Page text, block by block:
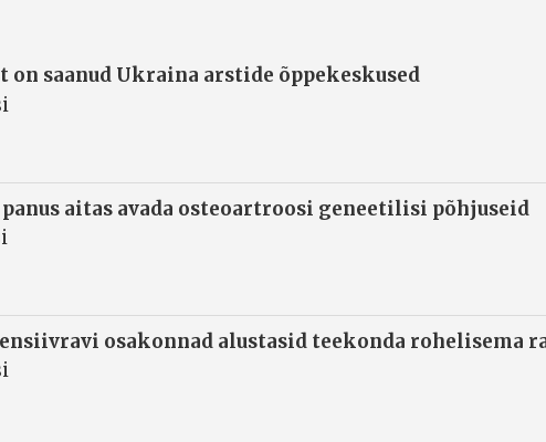
on saanud Ukraina arstide õppekeskused
aitas avada osteoartroosi geneetilisi põhjuseid
osakonnad alustasid teekonda rohelisema